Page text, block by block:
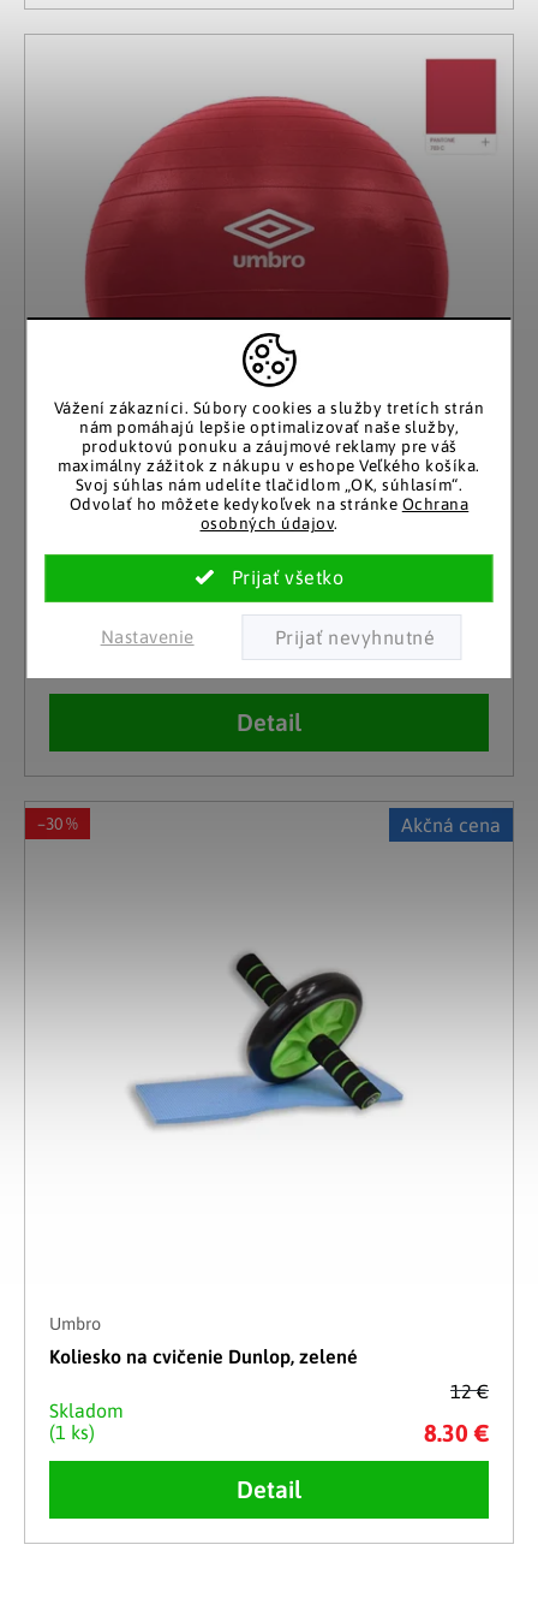
Vážení zákazníci. Súbory cookies a služby tretích strán
nám pomáhajú lepšie optimalizovať naše služby,
produktovú ponuku a záujmové reklamy pre váš
maximálny zážitok z nákupu v eshope Veľkého košíka.
Svoj súhlas nám udelíte tlačidlom „OK, súhlasím“.
Odvolať ho môžete kedykoľvek na stránke Ochrana
osobných údajov.
Nastavenie
Umbro
Gymnastická lopta 75 cm
Skladom
17.50 €
Detail
Akčná cena
12 €
–30 %
Umbro
Koliesko na cvičenie Dunlop, zelené
Skladom
(1 ks)
8.30 €
Detail